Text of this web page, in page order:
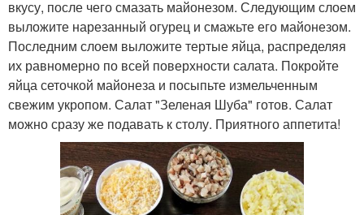
вкусу, после чего смазать майонезом. Следующим слоем
выложите нарезанный огурец и смажьте его майонезом.
Последним слоем выложите тертые яйца, распределяя
их равномерно по всей поверхности салата. Покройте
яйца сеточкой майонеза и посыпьте измельченным
свежим укропом. Салат "Зеленая Шуба" готов. Салат
можно сразу же подавать к столу. Приятного аппетита!